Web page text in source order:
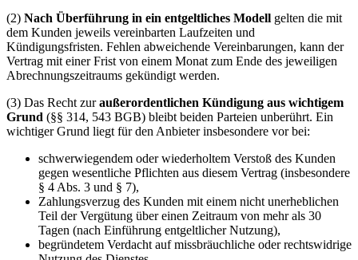
(2) Nach Überführung in ein entgeltliches Modell gelten die mit
dem Kunden jeweils vereinbarten Laufzeiten und
Kündigungsfristen. Fehlen abweichende Vereinbarungen, kann der
Vertrag mit einer Frist von einem Monat zum Ende des jeweiligen
Abrechnungszeitraums gekündigt werden.
(3) Das Recht zuraußerordentlichen Kündigung aus wichtigem
Grund (§§ 314, 543 BGB) bleibt beiden Parteien unberührt. Ein
wichtiger Grund liegt für den Anbieter insbesondere vor bei:
schwerwiegendem oder wiederholtem Verstoß des Kunden
gegen wesentliche Pflichten aus diesem Vertrag (insbesondere
§ 4 Abs. 3 und § 7),
Zahlungsverzug des Kunden mit einem nicht unerheblichen
Teil der Vergütung über einen Zeitraum von mehr als 30
Tagen (nach Einführung entgeltlicher Nutzung),
begründetem Verdacht auf missbräuchliche oder rechtswidrige